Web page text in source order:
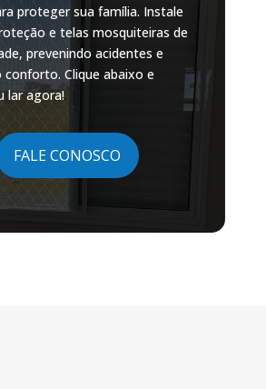
proteger sua família. Instale
e telas mosquiteiras de
prevenindo acidentes e
conforto. Clique abaixo e
lar agora!
FALE CONOSCO